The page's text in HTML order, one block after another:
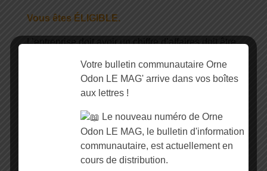
Vous êtes ÉLIGIBLE.
L’entreprise doit avoir un chiffre d’affaires doit être
à 400m2, avoir au moins 3 années d’existence et
elle doit avoir principalement pour clients des
particuliers.
Sont exclus du
dispositif :
Votre bulletin communautaire Orne
Odon LE MAG' arrive dans vos boîtes
aux lettres !
Le nouveau numéro de Orne
Odon LE MAG, le bulletin d'information
communautaire, est actuellement en
cours de distribution.